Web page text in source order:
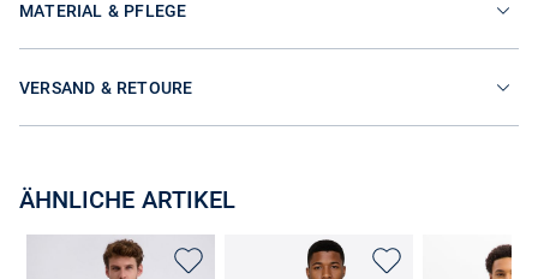
MATERIAL & PFLEGE
VERSAND & RETOURE
ÄHNLICHE ARTIKEL